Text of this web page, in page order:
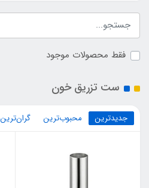
فقط محصولات موجود
ست تزریق خون
جدیدترین محبوب‌ترین گران‌ترین